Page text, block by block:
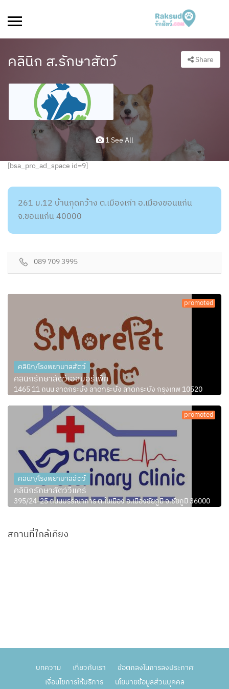
คลินิก ส.รักษาสัตว์ Share
1 See All
[bsa_pro_ad_space id=9]
261 ม.12 บ้านกุดกว้าง ต.เมืองเก่า อ.เมืองขอนแก่น
จ.ขอนแก่น 40000
089 709 3995
promoted
คลินิก/โรงพยาบาลสัตว์
คลินิกรักษาสัตว์เอสมอร์เพ็ท
1465 11 ถนน ลาดกระบัง ลาดกระบัง ลาดกระบัง กรุงเทพ 10520
promoted
คลินิก/โรงพยาบาลสัตว์
คลินิกรักษาสัตว์วีแคร์
395/24-25 ถนนบรรณาการ ต.ในเมือง อ.เมืองชัยภูมิ จ.ชัยภูมิ 36000
สถานที่ใกล้เคียง
บทความ เกี่ยวกับเรา
ข้อตกลงในการลงประกาศ
เงื่อนไขการให้บริการ
นโยบายข้อมูลส่วนบุคคล